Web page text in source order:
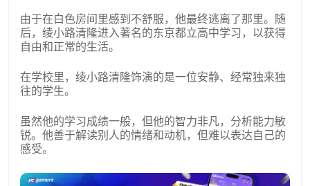
由于在白色房间里感到不舒服，他最终逃离了那里。随
后，绫小路清隆进入著名的东京都立高中学习，以获得
自由和正常的生活。
在学校里，绫小路清隆饰演的是一位安静、经常独来独
往的学生。
虽然他的学习成绩一般，但他的智力非凡，分析能力敏
锐。他善于解读别人的情绪和动机，但难以表达自己的
感受。